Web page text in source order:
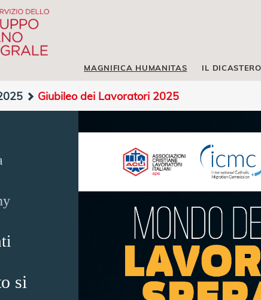
MAGNIFICA HUMANITAS IL DICASTERO
Giubileo dei Lavoratori 2025
si